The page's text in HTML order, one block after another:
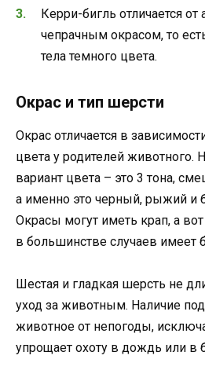
Керри-бигль отличается
чепрачным окрасом, то
тела темного цвета.
Окрас и тип шерсти
Окрас отличается в
цвета у родителей животного.
вариант цвета – это 3 тона,
а именно это черный, рыжий и
Окрасы могут иметь крап, а
в большинстве случаев имеет
Шестая и гладкая шерсть не
уход за животным. Наличие
животное от непогоды,
упрощает охоту в дождь или в